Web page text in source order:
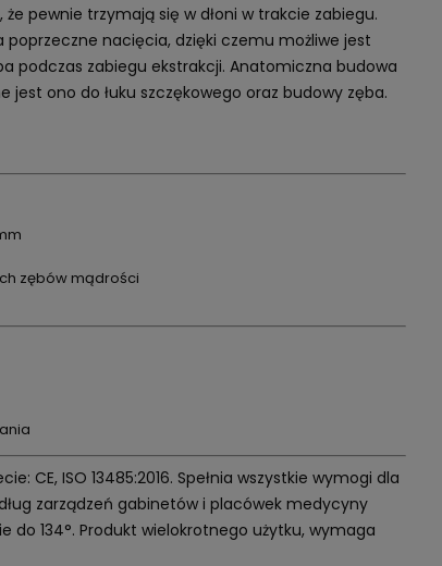
pewnie trzymają się w dłoni w trakcie zabiegu.
nacięcia, dzięki czemu możliwe jest
podczas zabiegu ekstrakcji. Anatomiczna budowa
jest ono do łuku szczękowego oraz budowy zęba.
zębów mądrości
CE, ISO 13485:2016. Spełnia wszystkie wymogi dla
zarządzeń gabinetów i placówek medycyny
do 134°. Produkt wielokrotnego użytku, wymaga